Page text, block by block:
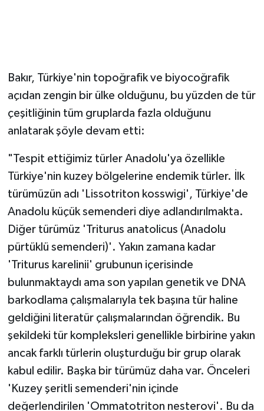
Bakır, Türkiye'nin topoğrafik ve biyocoğrafik
açıdan zengin bir ülke olduğunu, bu yüzden de tür
çeşitliğinin tüm gruplarda fazla olduğunu
anlatarak şöyle devam etti:
"Tespit ettiğimiz türler Anadolu'ya özellikle
Türkiye'nin kuzey bölgelerine endemik türler. İlk
türümüzün adı 'Lissotriton kosswigi', Türkiye'de
Anadolu küçük semenderi diye adlandırılmakta.
Diğer türümüz 'Triturus anatolicus (Anadolu
pürtüklü semenderi)'. Yakın zamana kadar
'Triturus karelinii' grubunun içerisinde
bulunmaktaydı ama son yapılan genetik ve DNA